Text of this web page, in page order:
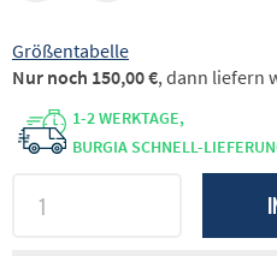
Größentabelle
1-2 WERKTAGE,
BURGIA SCHNELL-
Nur noch 150,00 €, dann liefern